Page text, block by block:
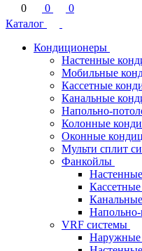
0 0
0
Каталог
Кондиционеры
Настенные
Мобильные
Кассетные
Канальные
Напольно-
Колонные
Оконные
Мульти сплит
Фанкойлы
VRF системы
Наружные